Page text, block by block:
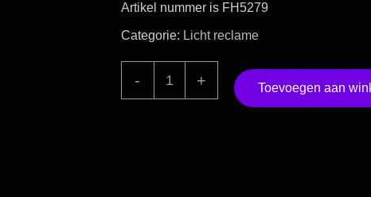
Artikel nummer is FH5279
Categorie: Licht reclame
-
Amstel
Bier
+ Toevoegen aan